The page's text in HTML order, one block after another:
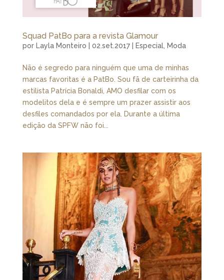
Squad PatBo para a revista Glamour
por Layla Monteiro 02.set.2017| Especial, Moda
Não é segredo para ninguém que uma de minhas
marcas favoritas é a PatBo. Sou fã de carteirinha da
estilista Patrícia Bonaldi, AMO desfilar com os
modelitos dela e é sempre um prazer assistir aos
desfiles comandados por ela. Durante a última
edição da SPFW não foi...